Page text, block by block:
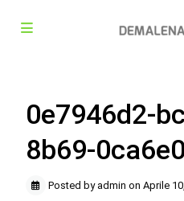
0e7946d2-
8b69-
Posted by admin on Aprile